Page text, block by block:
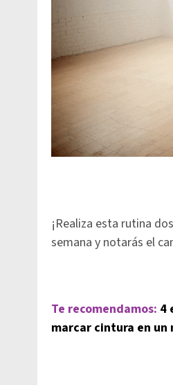
¡Realiza esta rutina
semana y notarás el
Te recomendamos: 4
marcar cintura en un